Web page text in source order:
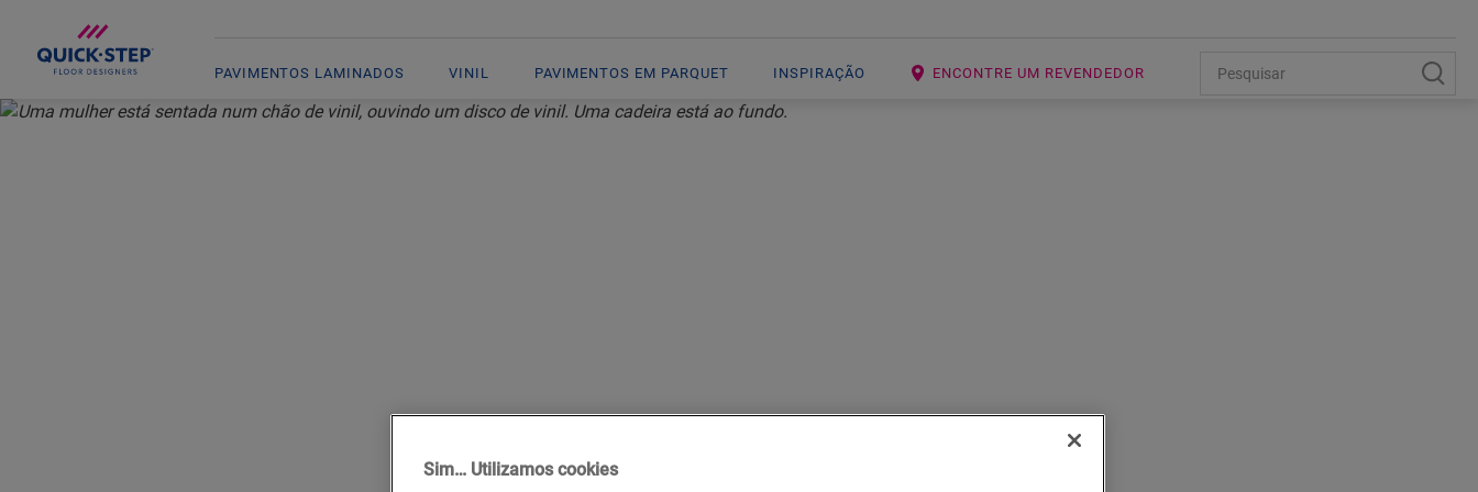
PAVIMENTOS LAMINADOS VINIL PAVIMENTOS EM PARQUET INSPIRAÇÃO ENCONTRE UM REVENDEDOR
Sim… Utilizamos cookies